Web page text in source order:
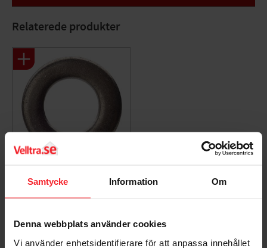
Samtycke Information Om
Denna webbplats använder cookies
Vi använder enhetsidentifierare för att anpassa innehållet
Relaterede produkter
Bakke Rustfri A4
8,4x16x1,5mm 100stk,